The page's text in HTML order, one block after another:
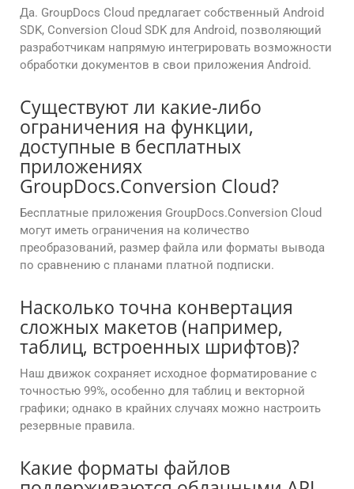
Да. GroupDocs Cloud предлагает собственный Android
SDK, Conversion Cloud SDK для Android, позволяющий
разработчикам напрямую интегрировать возможности
обработки документов в свои приложения Android.
Существуют ли какие-либо
ограничения на функции,
доступные в бесплатных
приложениях
GroupDocs.Conversion Cloud?
Бесплатные приложения GroupDocs.Conversion Cloud
могут иметь ограничения на количество
преобразований, размер файла или форматы вывода
по сравнению с планами платной подписки.
Насколько точна конвертация
сложных макетов (например,
таблиц, встроенных шрифтов)?
Наш движок сохраняет исходное форматирование с
точностью 99%, особенно для таблиц и векторной
графики; однако в крайних случаях можно настроить
резервные правила.
Какие форматы файлов